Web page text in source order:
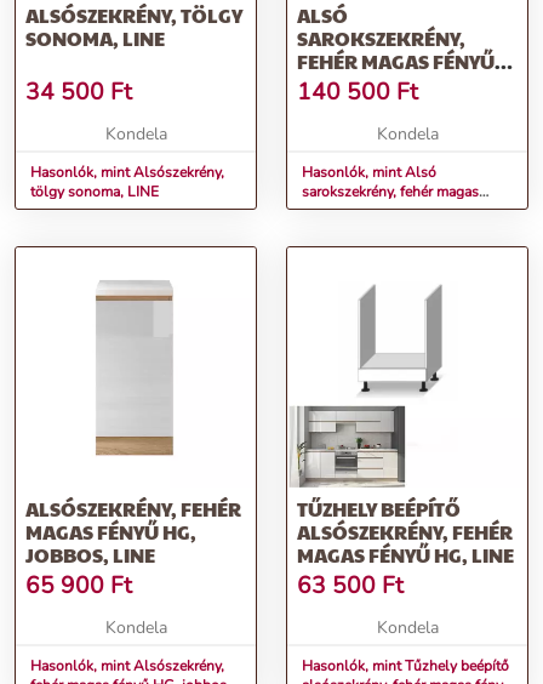
ALSÓSZEKRÉNY, TÖLGY
SONOMA, LINE
34 500 Ft
Kondela
Hasonlók, mint Alsószekrény,
tölgy sonoma, LINE
ALSÓ
SAROKSZEKRÉNY,
FEHÉR MAGAS FÉNYŰ
HG, LINE
140 500 Ft
Kondela
Hasonlók, mint Alsó
sarokszekrény, fehér magas
fényű HG, LINE
ALSÓSZEKRÉNY, FEHÉR
MAGAS FÉNYŰ HG,
JOBBOS, LINE
65 900 Ft
Kondela
Hasonlók, mint Alsószekrény,
TŰZHELY BEÉPÍTŐ
ALSÓSZEKRÉNY, FEHÉR
MAGAS FÉNYŰ HG, LINE
63 500 Ft
Kondela
Hasonlók, mint Tűzhely beépítő